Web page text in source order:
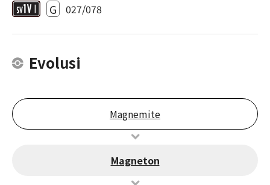
G 027/078
Evolusi
Magnemite
Magneton